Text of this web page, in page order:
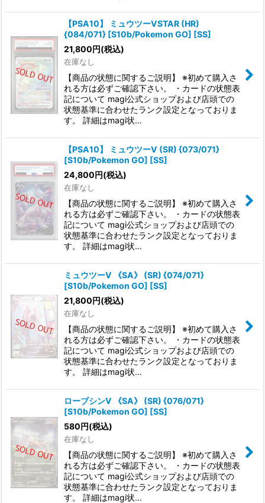
【PSA10】 ミュウツーVSTAR (HR)
{084/071} [S10b/Pokemon GO] [SS]
21,800円(税込)
在庫なし
【商品の状態に関するご説明】 ※初めて購入さ
れる方は必ずご確認下さい。 ・カードの状態表
記について magi公式ショップおよび店頭での
状態基準に合わせたランク設定となっておりま
す。 詳細はmagi状…
【PSA10】 ミュウツーV (SR) {073/071}
[S10b/Pokemon GO] [SS]
24,800円(税込)
在庫なし
【商品の状態に関するご説明】 ※初めて購入さ
れる方は必ずご確認下さい。 ・カードの状態表
記について magi公式ショップおよび店頭での
状態基準に合わせたランク設定となっておりま
す。 詳細はmagi状…
ミュウツーV 《SA》 (SR) {074/071}
[S10b/Pokemon GO] [SS]
21,800円(税込)
在庫なし
【商品の状態に関するご説明】 ※初めて購入さ
れる方は必ずご確認下さい。 ・カードの状態表
記について magi公式ショップおよび店頭での
状態基準に合わせたランク設定となっておりま
す。 詳細はmagi状…
ローブシンV 《SA》 (SR) {076/071}
[S10b/Pokemon GO] [SS]
580円(税込)
在庫なし
【商品の状態に関するご説明】 ※初めて購入さ
れる方は必ずご確認下さい。 ・カードの状態表
記について magi公式ショップおよび店頭での
状態基準に合わせたランク設定となっておりま
す。 詳細はmagi状…